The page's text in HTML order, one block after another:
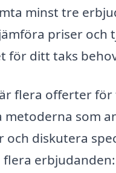
minst tre
priser och
för ditt taks
flera offerter
metoderna som
och diskutera
flera erbjudanden: